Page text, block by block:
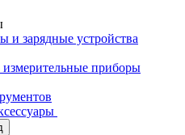
и зарядные устройства
приборы